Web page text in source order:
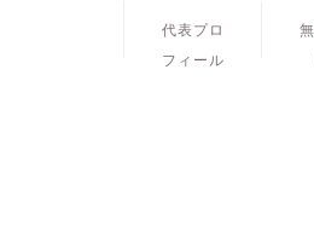
代表プロ
フィール